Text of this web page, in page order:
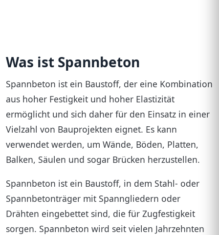
Was ist Spannbeton
Spannbeton ist ein Baustoff, der eine Kombination
aus hoher Festigkeit und hoher Elastizität
ermöglicht und sich daher für den Einsatz in einer
Vielzahl von Bauprojekten eignet. Es kann
verwendet werden, um Wände, Böden, Platten,
Balken, Säulen und sogar Brücken herzustellen.
Spannbeton ist ein Baustoff, in dem Stahl- oder
Spannbetonträger mit Spanngliedern oder
Drähten eingebettet sind, die für Zugfestigkeit
sorgen. Spannbeton wird seit vielen Jahrzehnten
Betonstabstahl
Betonstahlmatte
Betonstein
Betonwerkstein
Bims
Biorock
Bitumen
Blaehschiefer
Blaehton